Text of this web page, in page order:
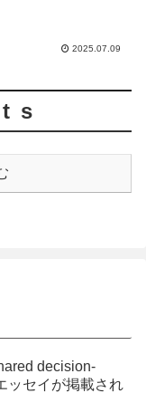
2025.07.09
decision-
ッセイが掲載され